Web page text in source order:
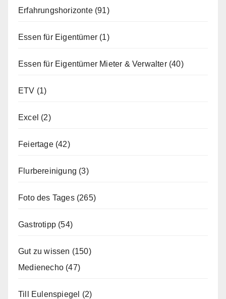
Erfahrungshorizonte(91)
Essen für Eigentümer (1)
Essen für Eigentümer Mieter & Verwalter(40)
ETV (1)
Excel (2)
Feiertage(42)
Flurbereinigung (3)
Foto des Tages(265)
Gastrotipp (54)
Gut zu wissen (150)
Medienecho (47)
Till Eulenspiegel (2)